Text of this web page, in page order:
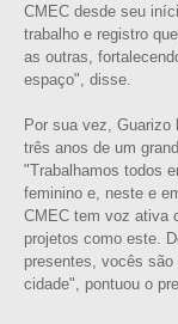
CMEC desde seu
trabalho e registro
as outras,
espaço", disse.
Por sua vez, Guarizo
três anos de um
"Trabalhamos todos
feminino e, neste e
CMEC tem voz ativa
projetos como este.
presentes, vocês
cidade", pontuou o